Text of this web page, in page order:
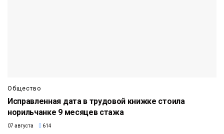
Общество
Исправленная дата в трудовой книжке стоила
норильчанке 9 месяцев стажа
07 августа 614